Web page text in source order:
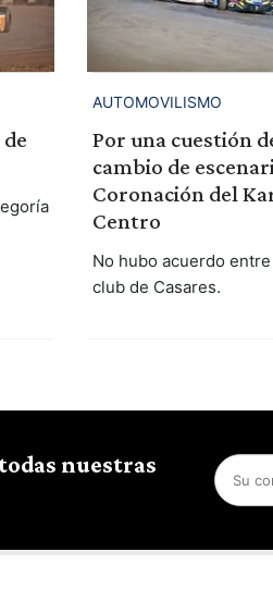
AUTOMOVILISMO
Por una cuestión
cambio de
Coronación del
Centro
No hubo acuerdo
club de Casares.
nuestras